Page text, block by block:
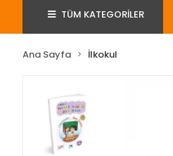
TÜM KATEGORİLER
Ana Sayfa İlkokul